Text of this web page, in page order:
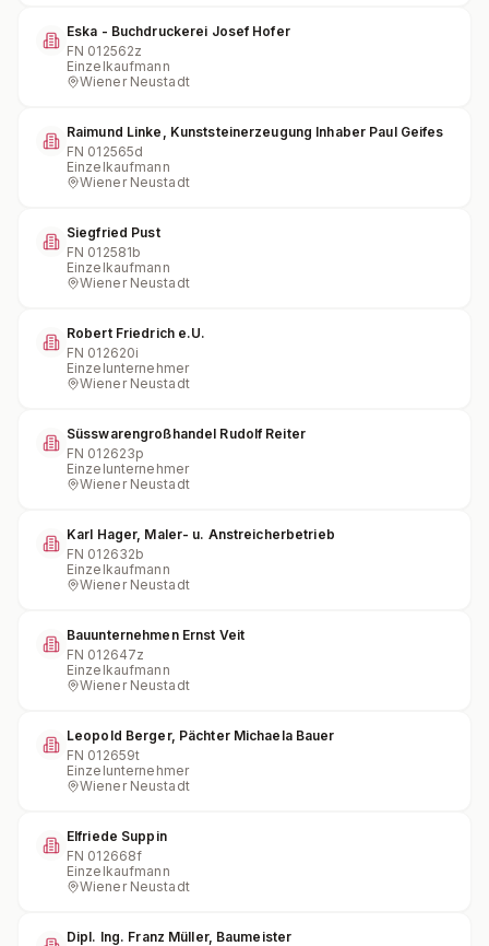
Eska - Buchdruckerei Josef Hofer
FN 012562z
Einzelkaufmann
Wiener Neustadt
Raimund Linke, Kunststeinerzeugung Inhaber Paul Geifes
FN 012565d
Einzelkaufmann
Wiener Neustadt
Siegfried Pust
FN 012581b
Einzelkaufmann
Wiener Neustadt
Robert Friedrich e.U.
FN 012620i
Einzelunternehmer
Wiener Neustadt
Süsswarengroßhandel Rudolf Reiter
FN 012623p
Einzelunternehmer
Wiener Neustadt
Karl Hager, Maler- u. Anstreicherbetrieb
FN 012632b
Einzelkaufmann
Wiener Neustadt
Bauunternehmen Ernst Veit
FN 012647z
Einzelkaufmann
Wiener Neustadt
Leopold Berger, Pächter Michaela Bauer
FN 012659t
Einzelunternehmer
Wiener Neustadt
Elfriede Suppin
FN 012668f
Einzelkaufmann
Wiener Neustadt
Dipl. Ing. Franz Müller, Baumeister